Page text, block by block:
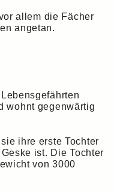
allem die Fächer
angetan.
wohnt gegenwärtig
ihre erste Tochter
ist. Die Tochter
von 3000